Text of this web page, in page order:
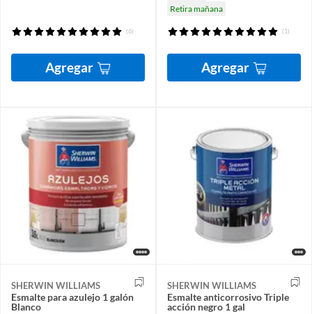
(6)
Agregar
Retira mañana
(1)
Agregar
SHERWIN WILLIAMS
Esmalte para azulejo 1 galón
Blanco
SHERWIN WILLIAMS
Esmalte anticorrosivo Triple
acción negro 1 gal